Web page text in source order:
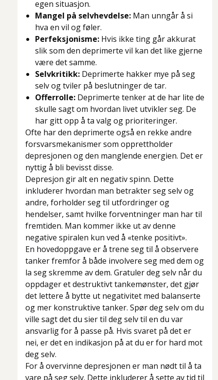
egen situasjon.
Mangel på selvhevdelse: Man unngår å si
hva en vil og føler.
Perfeksjonisme: Hvis ikke ting går akkurat
slik som den deprimerte vil kan det like gjerne
være det samme.
Selvkritikk: Deprimerte hakker mye på seg
selv og tviler på beslutninger de tar.
Offerrolle: Deprimerte tenker at de har lite de
skulle sagt om hvordan livet utvikler seg. De
har gitt opp å ta valg og prioriteringer.
Ofte har den deprimerte også en rekke andre
forsvarsmekanismer som opprettholder
depresjonen og den manglende energien. Det er
nyttig å bli bevisst disse.
Depresjon gir alt en negativ spinn. Dette
inkluderer hvordan man betrakter seg selv og
andre, forholder seg til utfordringer og
hendelser, samt hvilke forventninger man har til
fremtiden. Man kommer ikke ut av denne
negative spiralen kun ved å «tenke positivt».
En hovedoppgave er å trene seg til å observere
tanker fremfor å både involvere seg med dem og
la seg skremme av dem. Gratuler deg selv når du
oppdager et destruktivt tankemønster, det gjør
det lettere å bytte ut negativitet med balanserte
og mer konstruktive tanker. Spør deg selv om du
ville sagt det du sier til deg selv til en du var
ansvarlig for å passe på. Hvis svaret på det er
nei, er det en indikasjon på at du er for hard mot
deg selv.
For å overvinne depresjonen er man nødt til å ta
vare på seg selv. Dette inkluderer å sette av tid til